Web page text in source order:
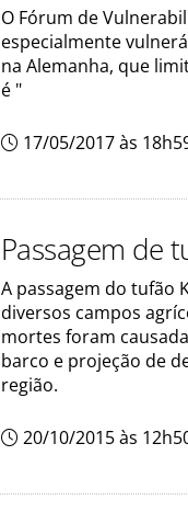
O Fórum de
especialmente
na Alemanha, que
é "
17/05/2017 às
Passagem de
A passagem do tufão
diversos campos
mortes foram
barco e projeção de
região.
20/10/2015 às